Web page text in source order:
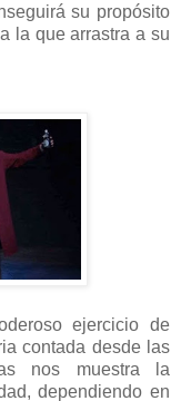
su propósito
la que arrastra a su
ejercicio de
contada desde las
nos muestra la
dependiendo en